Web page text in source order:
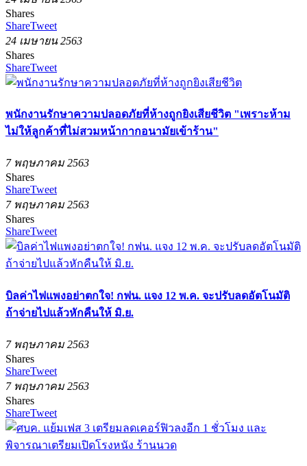
Shares
ShareTweet
24 เมษายน 2563
Shares
ShareTweet
พนักงานรักษาความปลอดภัยที่ห้างถูกยิงเสียชีวิต "เพราะห้าม
ไม่ให้ลูกค้าที่ไม่สวมหน้ากากอนามัยเข้าร้าน"
7 พฤษภาคม 2563
Shares
ShareTweet
7 พฤษภาคม 2563
Shares
ShareTweet
บิลค่าไฟแพงอย่าตกใจ! กฟน. แจง 12 พ.ค. จะปรับลดอัตโนมัติ
ถ้าจ่ายไปแล้วหักคืนให้ มิ.ย.
7 พฤษภาคม 2563
Shares
ShareTweet
7 พฤษภาคม 2563
Shares
ShareTweet